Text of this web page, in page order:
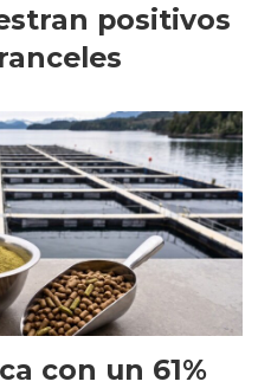
positivos
con un 61%